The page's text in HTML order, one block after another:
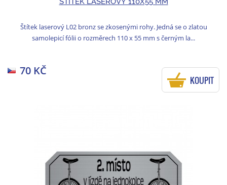
Štítek laserový L02 bronz se zkosenými rohy. Jedná se o zlatou
samolepicí fólii o rozměrech 110 x 55 mm s černým la...
70 KČ
KOUPIT